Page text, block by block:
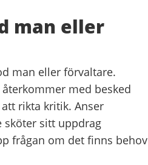
man eller
man eller förvaltare.
med besked
rikta kritik. Anser
sköter sitt uppdrag
frågan om det finns behov